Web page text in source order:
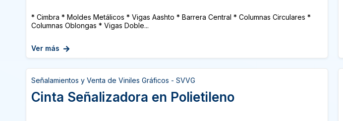
* Cimbra * Moldes Metálicos * Vigas Aashto * Barrera Central * Columnas Circulares *
Columnas Oblongas * Vigas Doble...
Ver más
Señalamientos y Venta de Viniles Gráficos - SVVG
Cinta Señalizadora en Polietileno